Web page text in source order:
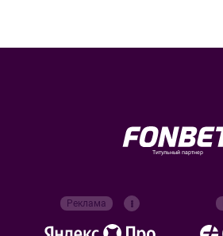
Титульный партнер
Реклама